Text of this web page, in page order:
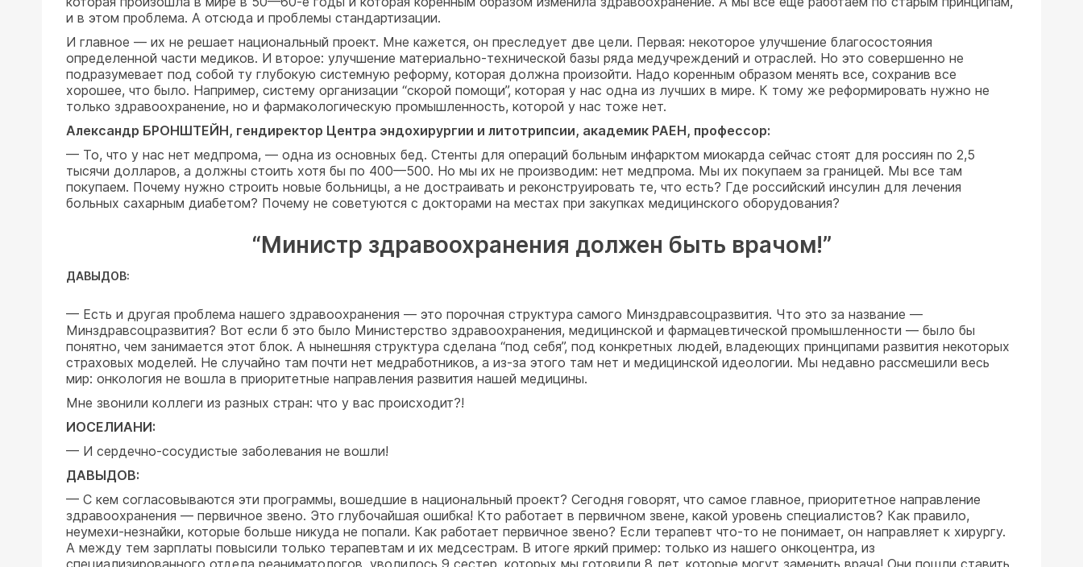
и в этом проблема. А отсюда и проблемы стандартизации.
И главное — их не решает национальный проект. Мне кажется, он преследует две цели. Первая: некоторое улучшение благосостояния
определенной части медиков. И второе: улучшение материально-технической базы ряда медучреждений и отраслей. Но это совершенно не
подразумевает под собой ту глубокую системную реформу, которая должна произойти. Надо коренным образом менять все, сохранив все
хорошее, что было. Например, систему организации “скорой помощи”, которая у нас одна из лучших в мире. К тому же реформировать нужно не
только здравоохранение, но и фармакологическую промышленность, которой у нас тоже нет.
Александр БРОНШТЕЙН, гендиректор Центра эндохирургии и литотрипсии, академик РАЕН, профессор:
— То, что у нас нет медпрома, — одна из основных бед. Стенты для операций больным инфарктом миокарда сейчас стоят для россиян по 2,5
тысячи долларов, а должны стоить хотя бы по 400—500. Но мы их не производим: нет медпрома. Мы их покупаем за границей. Мы все там
покупаем. Почему нужно строить новые больницы, а не достраивать и реконструировать те, что есть? Где российский инсулин для лечения
больных сахарным диабетом? Почему не советуются с докторами на местах при закупках медицинского оборудования?
“Министр здравоохранения должен быть врачом!”
ДАВЫДОВ:
— Есть и другая проблема нашего здравоохранения — это порочная структура самого Минздравсоцразвития. Что это за название —
Минздравсоцразвития? Вот если б это было Министерство здравоохранения, медицинской и фармацевтической промышленности — было бы
понятно, чем занимается этот блок. А нынешняя структура сделана “под себя”, под конкретных людей, владеющих принципами развития некоторых
страховых моделей. Не случайно там почти нет медработников, а из-за этого там нет и медицинской идеологии. Мы недавно рассмешили весь
мир: онкология не вошла в приоритетные направления развития нашей медицины.
Мне звонили коллеги из разных стран: что у вас происходит?!
ИОСЕЛИАНИ:
— И сердечно-сосудистые заболевания не вошли!
ДАВЫДОВ:
— С кем согласовываются эти программы, вошедшие в национальный проект? Сегодня говорят, что самое главное, приоритетное направление
здравоохранения — первичное звено. Это глубочайшая ошибка! Кто работает в первичном звене, какой уровень специалистов? Как правило,
неумехи-незнайки, которые больше никуда не попали. Как работает первичное звено? Если терапевт что-то не понимает, он направляет к хирургу.
А между тем зарплаты повысили только терапевтам и их медсестрам. В итоге яркий пример: только из нашего онкоцентра, из
специализированного отдела реаниматологов, уволилось 9 сестер, которых мы готовили 8 лет, которые могут заменить врача! Они пошли ставить